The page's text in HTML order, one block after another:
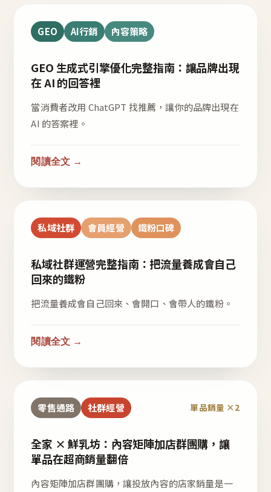
GEO AI行銷 內容策略
GEO 生成式引擎優化完整指南：讓品牌出現
在 AI 的回答裡
當消費者改用 ChatGPT 找推薦，讓你的品牌出現在
AI 的答案裡。
閱讀全文 →
私域社群 會員經營 鐵粉口碑
私域社群運營完整指南：把流量養成會自己
回來的鐵粉
把流量養成會自己回來、會開口、會帶人的鐵粉。
閱讀全文 →
零售通路 社群經營 單品銷量 ×2
全家 × 鮮乳坊：內容矩陣加店群團購，讓
單品在超商銷量翻倍
內容矩陣加店群團購，讓投放內容的店家銷量是一